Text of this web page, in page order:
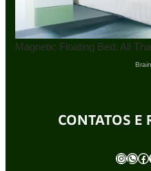
CONTATOS E
InstagramWhatsApp Facebook